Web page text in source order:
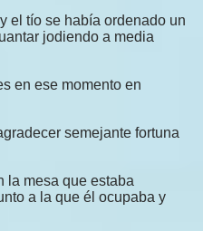
el tío se había ordenado un
jodiendo a media
en ese momento en
semejante fortuna
la mesa que estaba
a la que él ocupaba y